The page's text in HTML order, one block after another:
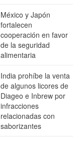
México y Japón
fortalecen
cooperación en favor
de la seguridad
alimentaria
India prohíbe la venta
de algunos licores de
Diageo e Inbrew por
infracciones
relacionadas con
saborizantes